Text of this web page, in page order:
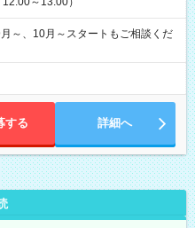
、10月～スタートもご相談くだ
する 詳細へ